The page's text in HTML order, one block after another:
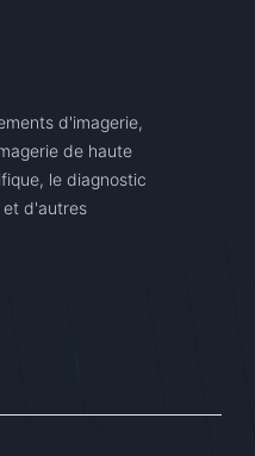
d'imagerie,
de haute
le diagnostic
et d'autres